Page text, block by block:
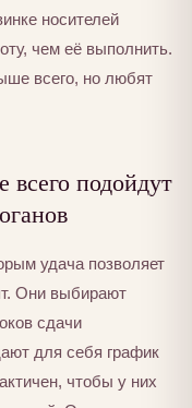
носителей
чем её выполнить.
всего, но любят
подойдут
удача позволяет
Они выбирают
сдачи
для себя график
чтобы у них